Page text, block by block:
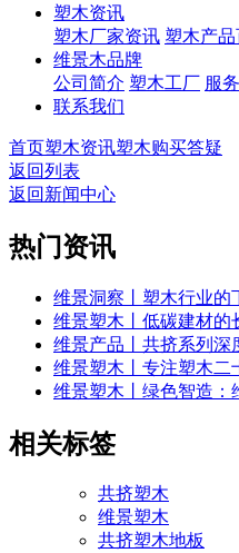
塑木资讯
塑木厂家资讯 塑木产
维景木品牌
公司简介 塑木工厂 服
联系我们
首页塑木资讯塑木购买答疑
返回列表
返回新闻中心
热门资讯
维景洞察丨塑木行业的
维景塑木丨低碳建材的
维景产品丨共挤系列深
维景塑木丨专注塑木二
维景塑木丨绿色智造：
相关标签
共挤塑木
维景塑木
共挤塑木地板